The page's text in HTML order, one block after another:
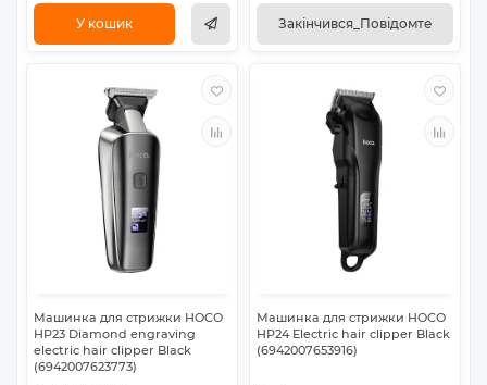
У кошик Закінчився_Повідомте
Машинка для стрижки HOCO
HP23 Diamond engraving
electric hair clipper Black
(6942007623773)
Машинка для стрижки HOCO
HP24 Electric hair clipper Black
(6942007653916)